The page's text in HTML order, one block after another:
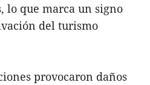
lo que marca un signo
del turismo
provocaron daños